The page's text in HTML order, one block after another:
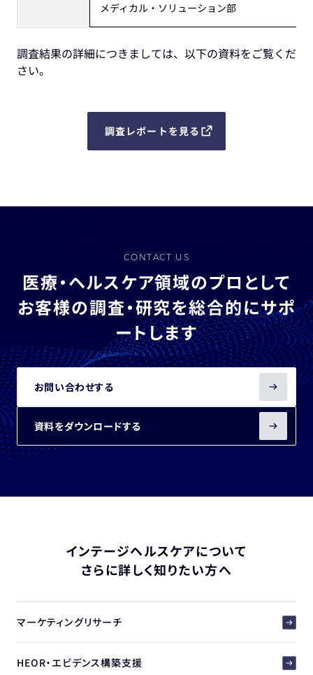
メディカル・ソリューション部
調査結果の詳細につきましては、以下の資料をご覧くだ
さい。
調査レポートを見る
CONTACT US
医療・ヘルスケア領域のプロとして
お客様の調査・研究を総合的にサポ
ートします
お問い合わせする
資料をダウンロードする
インテージヘルスケアについて
さらに詳しく知りたい方へ
マーケティングリサーチ
HEOR・エビデンス構築支援